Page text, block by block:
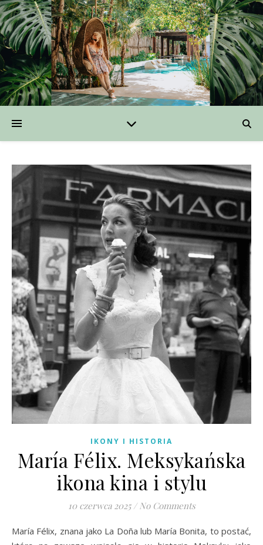
IKONY I HISTORIA
María Félix. Meksykańska
ikona kina i stylu
10 czerwca 2025 / No Comments
María Félix, znana jako La Doña lub María Bonita, to postać,